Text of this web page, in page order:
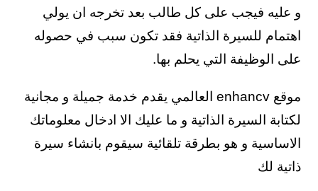
و عليه فيجب على كل طالب بعد تخرجه ان يولي
اهتمام للسيرة الذاتية فقد تكون سبب في حصوله
على الوظيفة التي يحلم بها.
موقع enhancv العالمي يقدم خدمة جميلة و مجانية
لكتابة السيرة الذاتية و ما عليك الا ادخال معلوماتك
الاساسية و هو بطرقة تلقائية سيقوم بانشاء سيرة
ذاتية لك